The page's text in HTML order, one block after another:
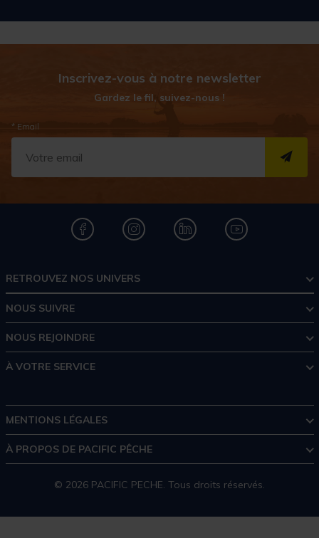
Inscrivez-vous à notre newsletter
Gardez le fil, suivez-nous !
* Email
RETROUVEZ NOS UNIVERS
NOUS SUIVRE
NOUS REJOINDRE
À VOTRE SERVICE
MENTIONS LÉGALES
À PROPOS DE PACIFIC PÊCHE
© 2026 PACIFIC PECHE. Tous droits réservés.